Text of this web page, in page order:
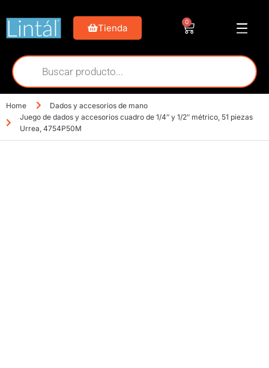
Tienda
0
Home
Dados y accesorios de mano
Juego de dados y accesorios cuadro de 1/4″ y 1/2″ métrico, 51 piezas
Urrea, 4754P50M